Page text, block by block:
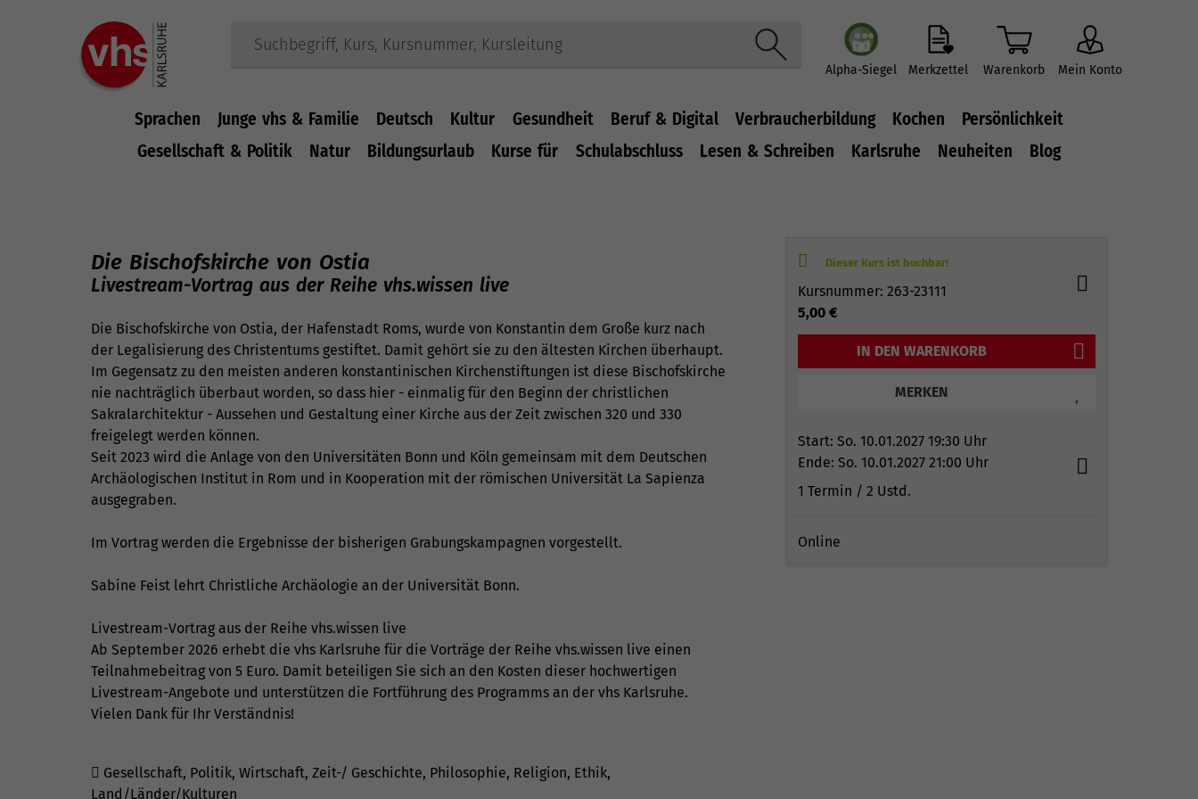
Alpha-Siegel Merkzettel Warenkorb Mein Konto
Sprachen Junge vhs & Familie Deutsch Kultur Gesundheit Beruf & Digital Verbraucherbildung Kochen
Persönlichkeit
Gesellschaft & Politik
Natur Bildungsurlaub Kurse für Schulabschluss Lesen & Schreiben Karlsruhe Neuheiten Blog
Die Bischofskirche von Ostia
Livestream-Vortrag aus der Reihe vhs.wissen live
Die Bischofskirche von Ostia, der Hafenstadt Roms, wurde von Konstantin dem Große kurz nach
der Legalisierung des Christentums gestiftet. Damit gehört sie zu den ältesten Kirchen überhaupt.
Im Gegensatz zu den meisten anderen konstantinischen Kirchenstiftungen ist diese Bischofskirche
nie nachträglich überbaut worden, so dass hier - einmalig für den Beginn der christlichen
Sakralarchitektur - Aussehen und Gestaltung einer Kirche aus der Zeit zwischen 320 und 330
freigelegt werden können.
Seit 2023 wird die Anlage von den Universitäten Bonn und Köln gemeinsam mit dem Deutschen
Archäologischen Institut in Rom und in Kooperation mit der römischen Universität La Sapienza
ausgegraben.
Im Vortrag werden die Ergebnisse der bisherigen Grabungskampagnen vorgestellt.
Sabine Feist lehrt Christliche Archäologie an der Universität Bonn.
Livestream-Vortrag aus der Reihe vhs.wissen live
Ab September 2026 erhebt die vhs Karlsruhe für die Vorträge der Reihe vhs.wissen live einen
Teilnahmebeitrag von 5 Euro. Damit beteiligen Sie sich an den Kosten dieser hochwertigen
Livestream-Angebote und unterstützen die Fortführung des Programms an der vhs Karlsruhe.
Vielen Dank für Ihr Verständnis!
Gesellschaft, Politik, Wirtschaft, Zeit-/ Geschichte, Philosophie, Religion, Ethik,
Land/Länder/Kulturen
Kursnummer: 263-23111
5,00 €
IN DEN WARENKORB
MERKEN
Start: So. 10.01.2027 19:30 Uhr
Ende: So. 10.01.2027 21:00 Uhr
1 Termin / 2 Ustd.
Online